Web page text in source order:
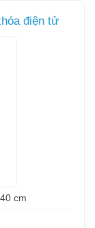
điện tử
cm